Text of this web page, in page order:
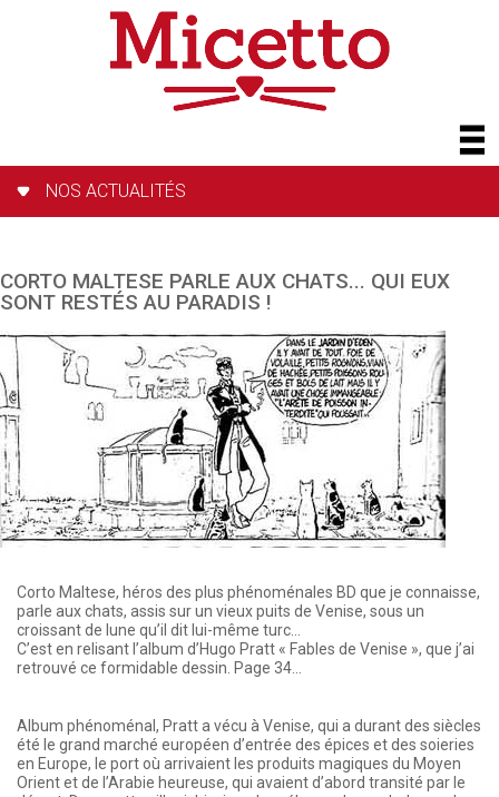
NOS ACTUALITÉS
CORTO MALTESE PARLE AUX CHATS... QUI EUX
SONT RESTÉS AU PARADIS !
Corto Maltese, héros des plus phénoménales BD que je connaisse,
parle aux chats, assis sur un vieux puits de Venise, sous un
croissant de lune qu’il dit lui-même turc...
C’est en relisant l’album d’Hugo Pratt « Fables de Venise », que j’ai
retrouvé ce formidable dessin. Page 34...
Album phénoménal, Pratt a vécu à Venise, qui a durant des siècles
été le grand marché européen d’entrée des épices et des soieries
en Europe, le port où arrivaient les produits magiques du Moyen
Orient et de l’Arabie heureuse, qui avaient d’abord transité par le